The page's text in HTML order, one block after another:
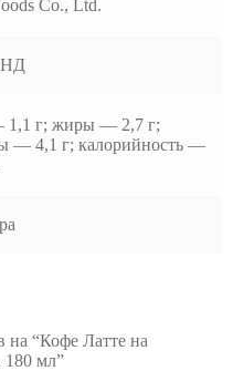
Co., Ltd.
1,1 г; жиры — 2,7 г;
— 4,1 г; калорийность —
на “Кофе Латте на
180 мл”